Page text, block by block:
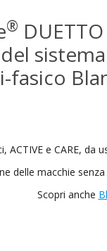
®
fasico
ACTIVE e CARE,
delle macchie
Scopri anche